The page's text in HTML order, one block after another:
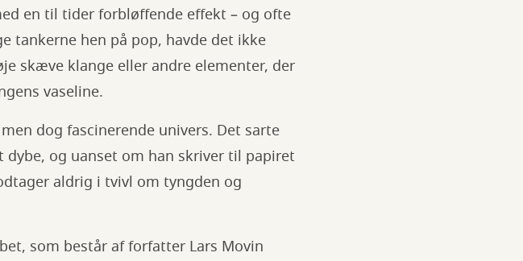
en til tider forbløffende effekt – og ofte
tankerne hen på pop, havde det ikke
skæve klange eller andre elementer, der
vaseline.
dog fascinerende univers. Det sarte
og uanset om han skriver til papiret
aldrig i tvivl om tyngden og
som består af forfatter Lars Movin